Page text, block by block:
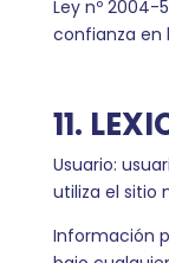
Ley nº 2004-
confianza en
11.
Usuario:
utiliza el sitio
Información